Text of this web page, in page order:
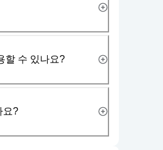
할 수 있나요?
요?